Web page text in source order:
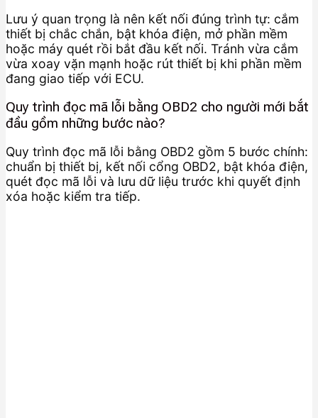
Lưu ý quan trọng là nên kết nối đúng trình tự: cắm
thiết bị chắc chắn, bật khóa điện, mở phần mềm
hoặc máy quét rồi bắt đầu kết nối. Tránh vừa cắm
vừa xoay vặn mạnh hoặc rút thiết bị khi phần mềm
đang giao tiếp với ECU.
Quy trình đọc mã lỗi bằng OBD2 cho người mới bắt
đầu gồm những bước nào?
Quy trình đọc mã lỗi bằng OBD2 gồm 5 bước chính:
chuẩn bị thiết bị, kết nối cổng OBD2, bật khóa điện,
quét đọc mã lỗi và lưu dữ liệu trước khi quyết định
xóa hoặc kiểm tra tiếp.